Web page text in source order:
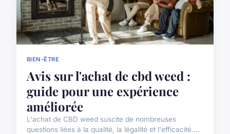
BIEN-ÊTRE
Avis sur l'achat de cbd weed :
guide pour une expérience
améliorée
L'achat de CBD weed suscite de nombreuses
questions liées à la qualité, la légalité et l'efficacité....